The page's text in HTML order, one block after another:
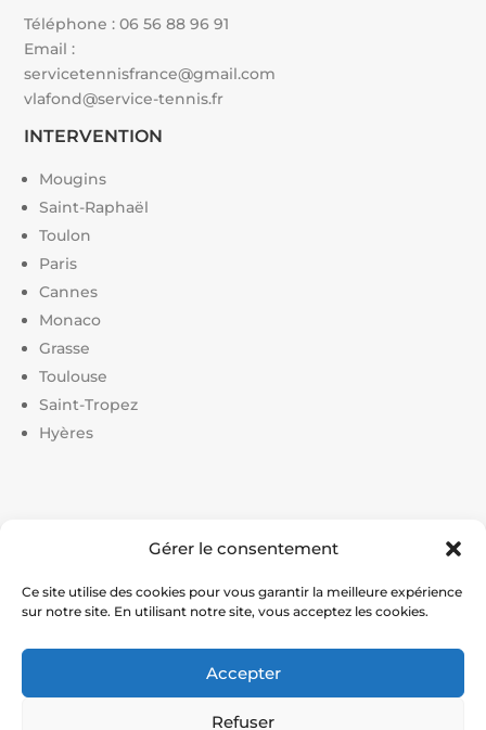
Gérer le consentement
Ce site utilise des cookies pour vous garantir la meilleure expérience
sur notre site. En utilisant notre site, vous acceptez les cookies.
Accepter
Refuser
Téléphone :06 56 88 96 91
Email :
servicetennisfrance@gmail.com
vlafond@service-tennis.fr
INTERVENTION
Mougins
Saint-Raphaël
Toulon
Paris
Cannes
Monaco
Grasse
Toulouse
Saint-Tropez
Hyères
Liens utiles :
tennis|Prix construction terrain de tennis|Devis
construction terrain de pickleball|Prix construction
© Service Tennis – Expert en construction et rénovation
de courts de tennis en France